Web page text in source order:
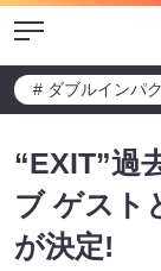
Menu
# ダブルインパ
“EXIT”過
ブ ゲスト
が決定!